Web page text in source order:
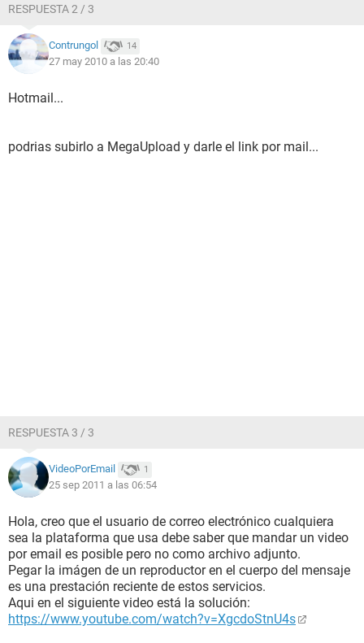
RESPUESTA 2 / 3
Contrungol 14
27 may 2010 a las 20:40
Hotmail...
podrias subirlo a MegaUpload y darle el link por mail...
RESPUESTA 3 / 3
VideoPorEmail 1
25 sep 2011 a las 06:54
Hola, creo que el usuario de correo electrónico cualquiera
sea la plataforma que usa debe saber que mandar un video
por email es posible pero no como archivo adjunto.
Pegar la imágen de un reproductor en el cuerpo del mensaje
es una prestación reciente de estos servicios.
Aqui en el siguiente video está la solución:
https://www.youtube.com/watch?v=XgcdoStnU4s